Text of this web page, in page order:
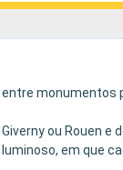
monumentos
ou Rouen e
em que